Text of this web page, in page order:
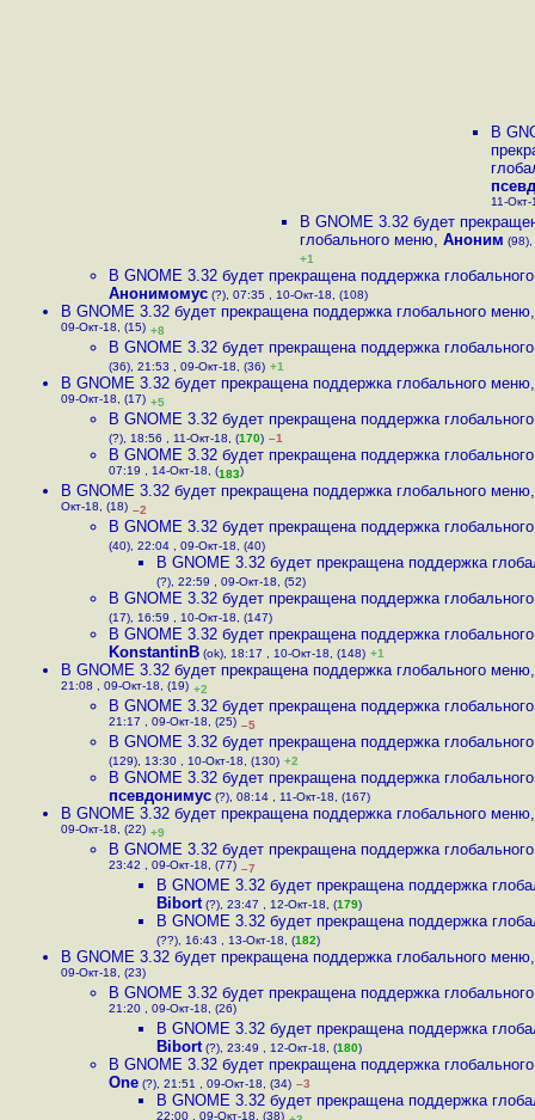
В
11-
В GNOME 3.32 будет
глобального меню, Аноним
+1
В GNOME 3.32 будет прекращена поддержка
Анонимомус (?), 07:35 , 10-Окт-18, (108)
В GNOME 3.32 будет прекращена поддержка глобального меню
09-Окт-18, (15) +8
В GNOME 3.32 будет прекращена поддержка
(36), 21:53 , 09-Окт-18, (36) +1
В GNOME 3.32 будет прекращена поддержка глобального меню
09-Окт-18, (17) +5
В GNOME 3.32 будет прекращена поддержка
(?), 18:56 , 11-Окт-18, (170) –1
В GNOME 3.32 будет прекращена поддержка
07:19 , 14-Окт-18, (183)
В GNOME 3.32 будет прекращена поддержка глобального меню
Окт-18, (18) –2
В GNOME 3.32 будет прекращена поддержка
(40), 22:04 , 09-Окт-18, (40)
В GNOME 3.32 будет прекращена поддержка
(?), 22:59 , 09-Окт-18, (52)
В GNOME 3.32 будет прекращена поддержка
(17), 16:59 , 10-Окт-18, (147)
В GNOME 3.32 будет прекращена поддержка
KonstantinB (ok), 18:17 , 10-Окт-18, (148) +1
В GNOME 3.32 будет прекращена поддержка глобального меню
21:08 , 09-Окт-18, (19) +2
В GNOME 3.32 будет прекращена поддержка
21:17 , 09-Окт-18, (25) –5
В GNOME 3.32 будет прекращена поддержка
(129), 13:30 , 10-Окт-18, (130) +2
В GNOME 3.32 будет прекращена поддержка
псевдонимус (?), 08:14 , 11-Окт-18, (167)
В GNOME 3.32 будет прекращена поддержка глобального меню
09-Окт-18, (22) +9
В GNOME 3.32 будет прекращена поддержка
23:42 , 09-Окт-18, (77) –7
В GNOME 3.32 будет прекращена поддержка
Bibort (?), 23:47 , 12-Окт-18, (179)
В GNOME 3.32 будет прекращена поддержка
(??), 16:43 , 13-Окт-18, (182)
В GNOME 3.32 будет прекращена поддержка глобального меню
09-Окт-18, (23)
В GNOME 3.32 будет прекращена поддержка
21:20 , 09-Окт-18, (26)
В GNOME 3.32 будет прекращена поддержка
Bibort (?), 23:49 , 12-Окт-18, (180)
В GNOME 3.32 будет прекращена поддержка
One (?), 21:51 , 09-Окт-18, (34) –3
В GNOME 3.32 будет прекращена поддержка